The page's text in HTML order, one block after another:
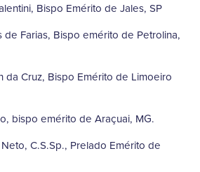
Bispo Emérito de Jales, SP
de Farias, Bispo emérito de Petrolina,
da Cruz, Bispo Emérito de Limoeiro
bispo emérito de Araçuai, MG.
C.S.Sp., Prelado Emérito de